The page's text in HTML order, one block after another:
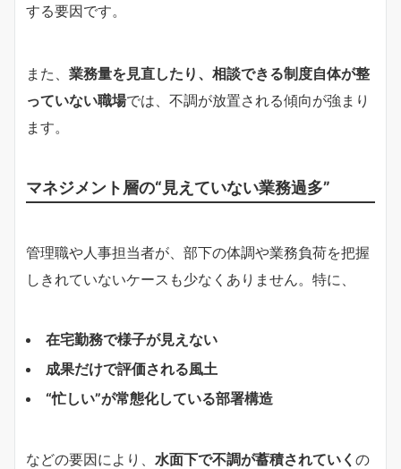
する要因です。
また、 業務量を見直したり、相談できる制度自体が整
っていない職場では、不調が放置される傾向が強まり
ます。
マネジメント層の“見えていない業務過多”
管理職や人事担当者が、部下の体調や業務負荷を把握
しきれていないケースも少なくありません。特に、
在宅勤務で様子が見えない
成果だけで評価される風土
“忙しい”が常態化している部署構造
などの要因により、 水面下で不調が蓄積されていく の